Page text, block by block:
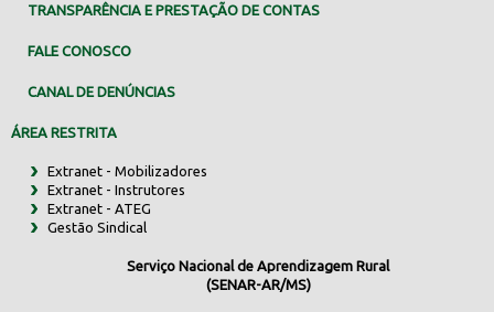
TRANSPARÊNCIA E PRESTAÇÃO DE CONTAS
FALE CONOSCO
CANAL DE DENÚNCIAS
ÁREA RESTRITA
Extranet - Mobilizadores
Extranet - Instrutores
Extranet - ATEG
Gestão Sindical
Serviço Nacional de Aprendizagem Rural
(SENAR-AR/MS)